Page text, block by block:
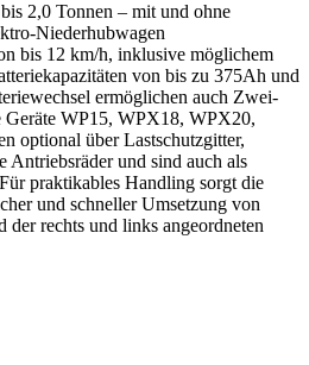
2,0 Tonnen – mit und ohne
Niederhubwagen
bis 12 km/h, inklusive möglichem
von bis zu 375Ah und
ermöglichen auch Zwei-
Geräte WP15, WPX18, WPX20,
optional über Lastschutzgitter,
und sind auch als
praktikables Handling sorgt die
und schneller Umsetzung von
der rechts und links angeordneten